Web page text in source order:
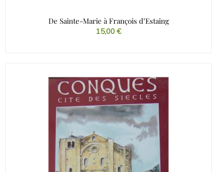
De Sainte-Marie à François d’Estaing
15,00 €